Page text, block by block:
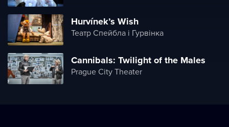
Hurvínek’s Wish
Театр Спейбла і Гурвінка
Cannibals: Twilight of the Males
Prague City Theater